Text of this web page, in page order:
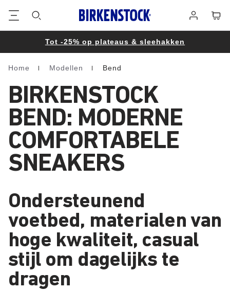
Tot -25% op plateaus & sleehakken
Homepage
Home Modellen Bend
BIRKENSTOCK
BEND: MODERNE
COMFORTABELE
SNEAKERS
Ondersteunend
voetbed, materialen van
hoge kwaliteit, casual
stijl om dagelijks te
dragen